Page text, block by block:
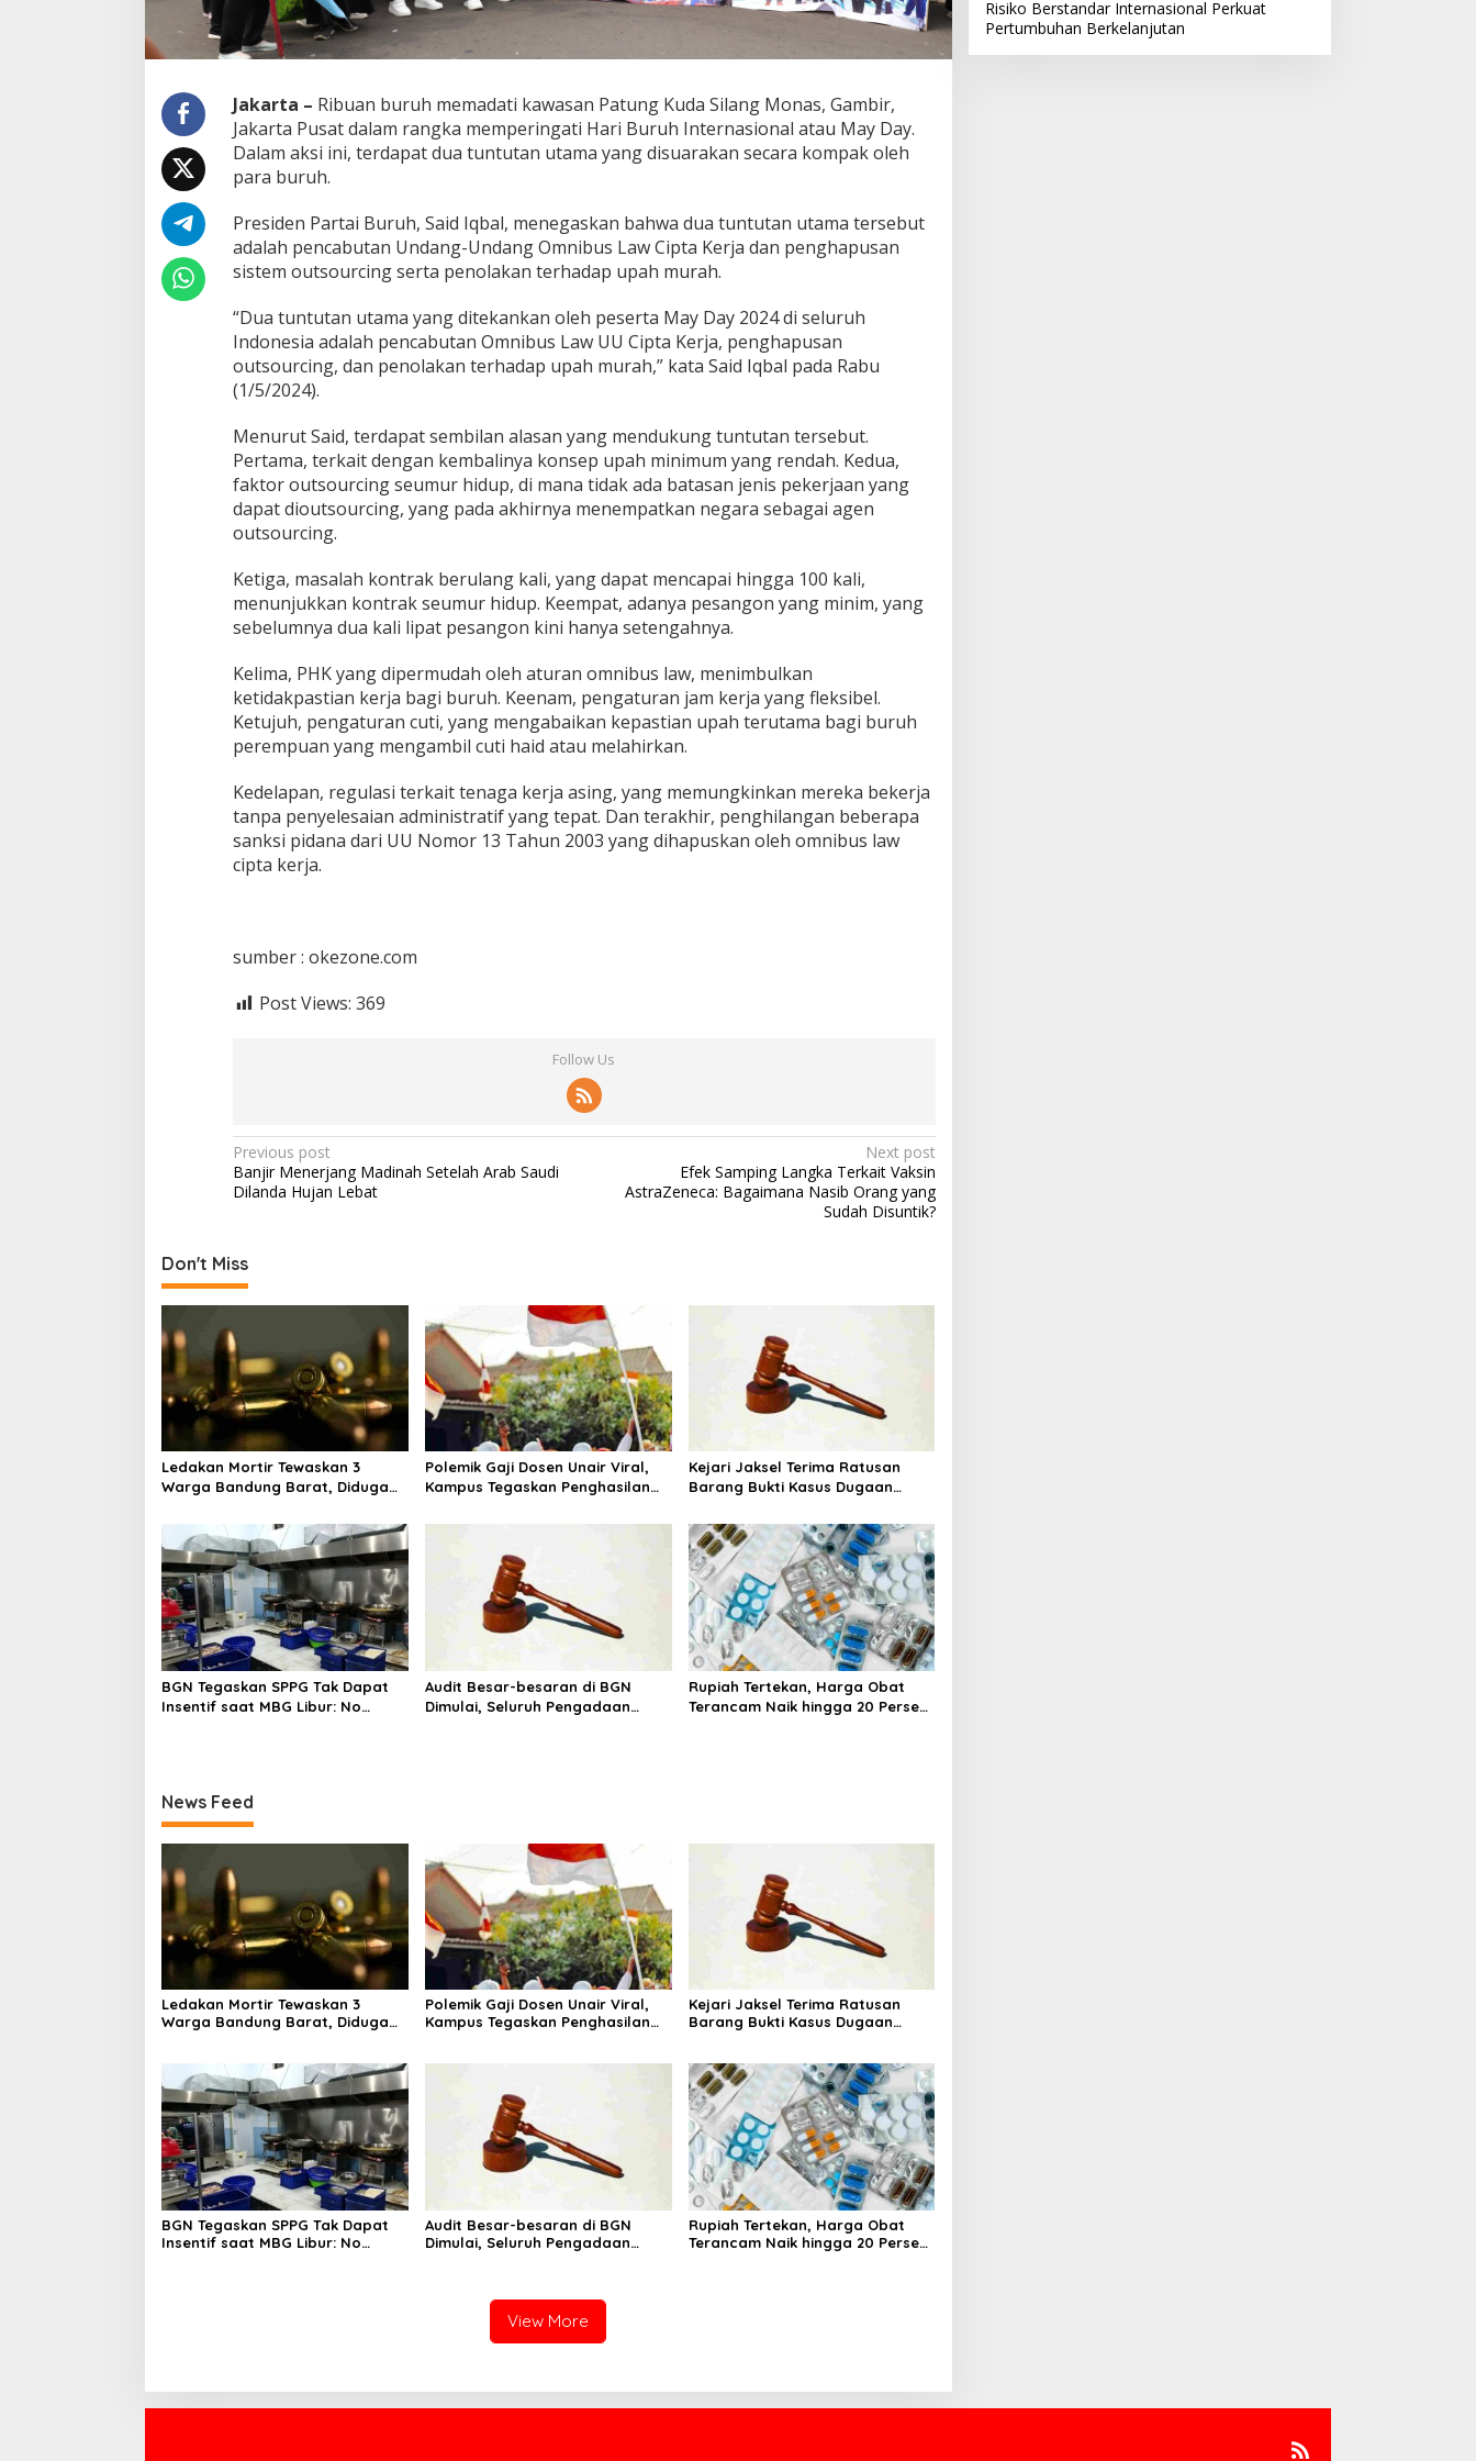
p
a
M
u
r
a
h
a
i
T
n
u
t
a
U
t
a
m
a
K
u
m
B
u
u
h
Jakarta – Ribuan buruh memadati kawasan Patung Kuda Silang Monas, Gambir,
Jakarta Pusat dalam rangka memperingati Hari Buruh Internasional atau May Day.
Dalam aksi ini, terdapat dua tuntutan utama yang disuarakan secara kompak oleh
para buruh.
Presiden Partai Buruh, Said Iqbal, menegaskan bahwa dua tuntutan utama tersebut
adalah pencabutan Undang-Undang Omnibus Law Cipta Kerja dan penghapusan
sistem outsourcing serta penolakan terhadap upah murah.
“Dua tuntutan utama yang ditekankan oleh peserta May Day 2024 di seluruh
Indonesia adalah pencabutan Omnibus Law UU Cipta Kerja, penghapusan
outsourcing, dan penolakan terhadap upah murah,” kata Said Iqbal pada Rabu
(1/5/2024).
Menurut Said, terdapat sembilan alasan yang mendukung tuntutan tersebut.
Pertama, terkait dengan kembalinya konsep upah minimum yang rendah. Kedua,
faktor outsourcing seumur hidup, di mana tidak ada batasan jenis pekerjaan yang
dapat dioutsourcing, yang pada akhirnya menempatkan negara sebagai agen
outsourcing.
Ketiga, masalah kontrak berulang kali, yang dapat mencapai hingga 100 kali,
menunjukkan kontrak seumur hidup. Keempat, adanya pesangon yang minim, yang
sebelumnya dua kali lipat pesangon kini hanya setengahnya.
Kelima, PHK yang dipermudah oleh aturan omnibus law, menimbulkan
ketidakpastian kerja bagi buruh. Keenam, pengaturan jam kerja yang fleksibel.
Ketujuh, pengaturan cuti, yang mengabaikan kepastian upah terutama bagi buruh
perempuan yang mengambil cuti haid atau melahirkan.
Kedelapan, regulasi terkait tenaga kerja asing, yang memungkinkan mereka bekerja
tanpa penyelesaian administratif yang tepat. Dan terakhir, penghilangan beberapa
sanksi pidana dari UU Nomor 13 Tahun 2003 yang dihapuskan oleh omnibus law
cipta kerja.
sumber : okezone.com
Post Views: 369
Follow Us
P
o
n
a
v
i
g
a
t
i
o
n
Previous post
Banjir Menerjang Madinah Setelah Arab Saudi
Dilanda Hujan Lebat
Next post
Efek Samping Langka Terkait Vaksin
AstraZeneca: Bagaimana Nasib Orang yang
Sudah Disuntik?
Don't Miss
Ledakan Mortir Tewaskan 3
Warga Bandung Barat, Diduga
Polemik Gaji Dosen Unair Viral,
Kampus Tegaskan Penghasilan
Kejari Jaksel Terima Ratusan
Barang Bukti Kasus Dugaan
BGN Tegaskan SPPG Tak Dapat
Insentif saat MBG Libur: No
Audit Besar-besaran di BGN
Dimulai, Seluruh Pengadaan
Rupiah Tertekan, Harga Obat
Terancam Naik hingga 20 Persen,
News Feed
Ledakan Mortir Tewaskan 3
Warga Bandung Barat, Diduga
Polemik Gaji Dosen Unair Viral,
Kampus Tegaskan Penghasilan
Kejari Jaksel Terima Ratusan
Barang Bukti Kasus Dugaan
BGN Tegaskan SPPG Tak Dapat
Insentif saat MBG Libur: No
Audit Besar-besaran di BGN
Dimulai, Seluruh Pengadaan
Rupiah Tertekan, Harga Obat
Terancam Naik hingga 20 Persen,
View More
Risiko Berstandar Internasional Perkuat
Pertumbuhan Berkelanjutan